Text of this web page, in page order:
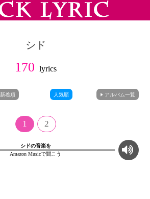
シド
170 lyrics
新着順 人気順 アルバム一覧
1 2
シドの音楽を
Amazon Musicで聞こう